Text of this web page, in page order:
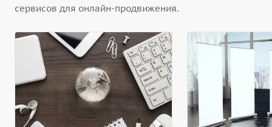
сервисов для онлайн-продвижения.